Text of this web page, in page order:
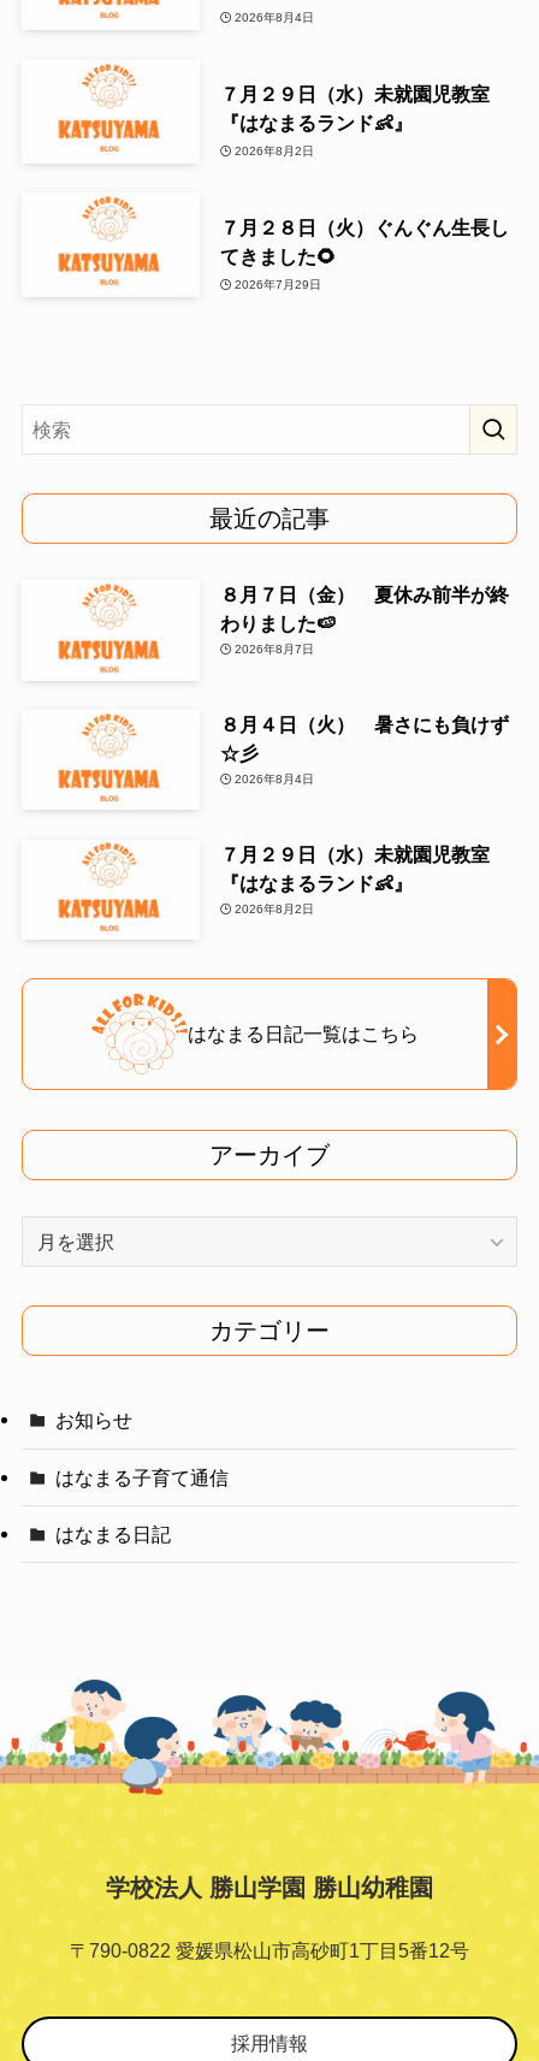
2026年8月4日
７月２９日（水）未就園児教室
『はなまるランド👶』
2026年8月2日
７月２８日（火）ぐんぐん生長し
てきました🌻
2026年7月29日
最近の記事
８月７日（金） 夏休み前半が終
わりました🍉
2026年8月7日
８月４日（火） 暑さにも負けず
☆彡
2026年8月4日
７月２９日（水）未就園児教室
『はなまるランド👶』
2026年8月2日
はなまる日記一覧はこちら
アーカイブ
イ
ブ
カテゴリー
お知らせ
はなまる子育て通信
はなまる日記
学校法人 勝山学園 勝山幼稚園
〒790-0822 愛媛県松山市高砂町1丁目5番12号
採用情報